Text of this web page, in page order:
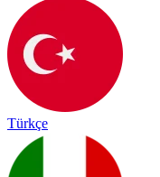
Türkçe